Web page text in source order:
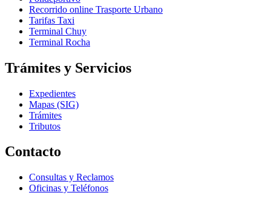
Recorrido online Trasporte Urbano
Tarifas Taxi
Terminal Chuy
Terminal Rocha
Trámites y Servicios
Expedientes
Mapas (SIG)
Trámites
Tributos
Contacto
Consultas y Reclamos
Oficinas y Teléfonos